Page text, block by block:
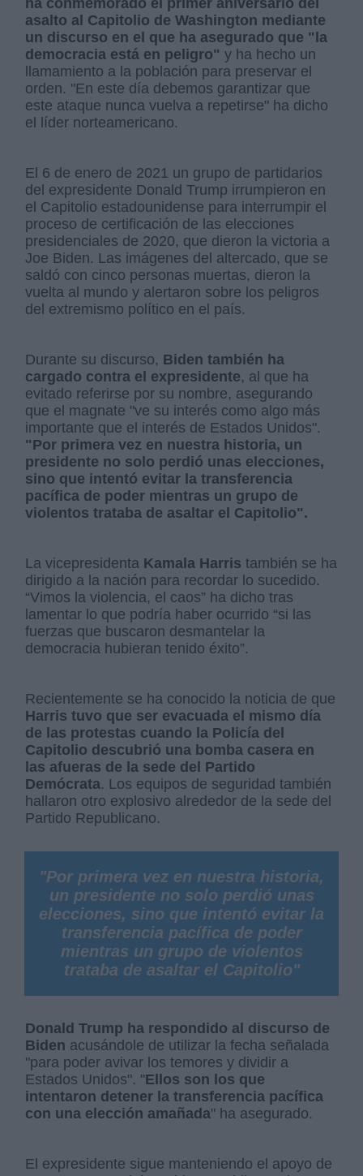
asalto al Capitolio de Washington mediante
un discurso en el que ha asegurado que "la
democracia está en peligro" y ha hecho un
llamamiento a la población para preservar el
orden. "En este día debemos garantizar que
este ataque nunca vuelva a repetirse" ha dicho
el líder norteamericano.
El 6 de enero de 2021 un grupo de partidarios
del expresidente Donald Trump irrumpieron en
el Capitolio estadounidense para interrumpir el
proceso de certificación de las elecciones
presidenciales de 2020, que dieron la victoria a
Joe Biden. Las imágenes del altercado, que se
saldó con cinco personas muertas, dieron la
vuelta al mundo y alertaron sobre los peligros
del extremismo político en el país.
Durante su discurso, Biden también ha
cargado contra el expresidente, al que ha
evitado referirse por su nombre, asegurando
que el magnate "ve su interés como algo más
importante que el interés de Estados Unidos".
"Por primera vez en nuestra historia, un
presidente no solo perdió unas elecciones,
sino que intentó evitar la transferencia
pacífica de poder mientras un grupo de
violentos trataba de asaltar el Capitolio".
La vicepresidenta Kamala Harris también se ha
dirigido a la nación para recordar lo sucedido.
“Vimos la violencia, el caos” ha dicho tras
lamentar lo que podría haber ocurrido “si las
fuerzas que buscaron desmantelar la
democracia hubieran tenido éxito”.
Recientemente se ha conocido la noticia de que
Harris tuvo que ser evacuada el mismo día
de las protestas cuando la Policía del
Capitolio descubrió una bomba casera en
las afueras de la sede del Partido
Demócrata. Los equipos de seguridad también
hallaron otro explosivo alrededor de la sede del
Partido Republicano.
"Por primera vez en nuestra historia,
un presidente no solo perdió unas
elecciones, sino que intentó evitar la
transferencia pacífica de poder
mientras un grupo de violentos
trataba de asaltar el Capitolio"
Donald Trump ha respondido al discurso de
Biden acusándole de utilizar la fecha señalada
"para poder avivar los temores y dividir a
Estados Unidos". "Ellos son los que
intentaron detener la transferencia pacífica
con una elección amañada" ha asegurado.
El expresidente sigue manteniendo el apoyo de